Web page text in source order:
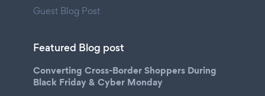
Guest Blog Post
Featured Blog post
Converting Cross-Border Shoppers During
Black Friday & Cyber Monday